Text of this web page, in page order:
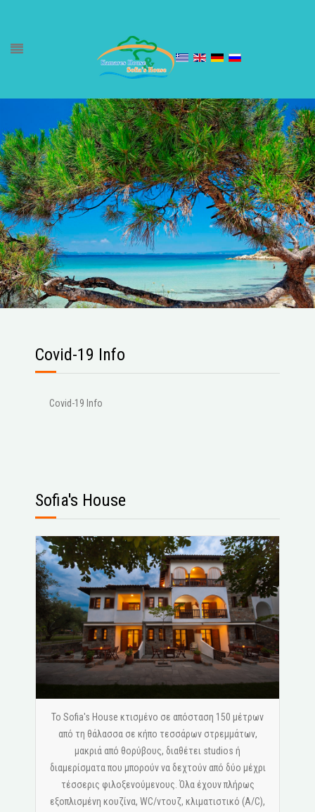
Covid-19 Info
Covid-19 Info
Sofia's House
Το Sofia's House κτισμένο σε απόσταση 150 μέτρων
από τη θάλασσα σε κήπο τεσσάρων στρεμμάτων,
μακριά από θορύβους, διαθέτει studios ή
διαμερίσματα που μπορούν να δεχτούν από δύο μέχρι
τέσσερις φιλοξενούμενους. Όλα έχουν πλήρως
εξοπλισμένη κουζίνα, WC/ντουζ, κλιματιστικό (A/C),